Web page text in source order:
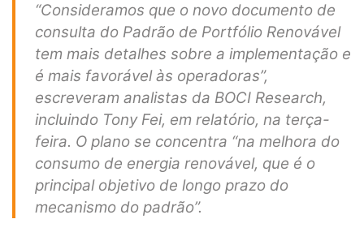
“Consideramos que o novo documento de
consulta do Padrão de Portfólio Renovável
tem mais detalhes sobre a implementação e
é mais favorável às operadoras”,
escreveram analistas da BOCI Research,
incluindo Tony Fei, em relatório, na terça-
feira. O plano se concentra “na melhora do
consumo de energia renovável, que é o
principal objetivo de longo prazo do
mecanismo do padrão”.